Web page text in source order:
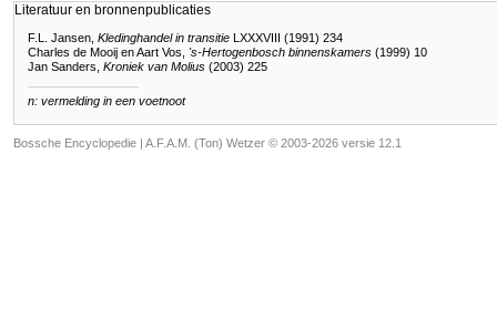
Literatuur en bronnenpublicaties
F.L. Jansen, Kledinghandel in transitie LXXXVIII (1991) 234
Charles de Mooij en Aart Vos, 's-Hertogenbosch binnenskamers (1999) 10
Jan Sanders, Kroniek van Molius (2003) 225
n: vermelding in een voetnoot
Bossche Encyclopedie | A.F.A.M. (Ton) Wetzer © 2003-2026 versie 12.1